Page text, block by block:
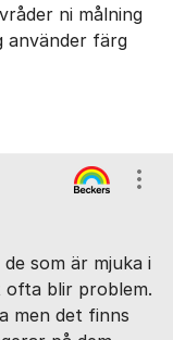
ni målning
använder färg
som är mjuka i
blir problem.
men det finns